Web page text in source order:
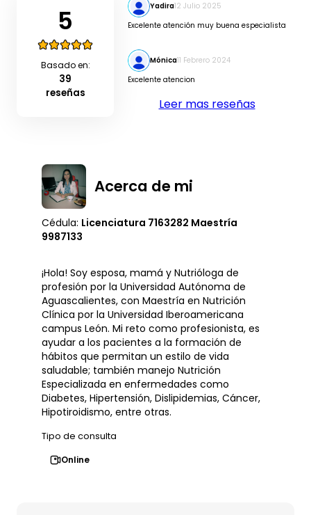
5
Basado en:
39
reseñas
Yadira12 Julio 2025
Excelente atención muy buena especialista
Mónica11 Febrero 2024
Excelente atencion
Leer mas reseñas
Acerca de mi
Cédula: Licenciatura 7163282 Maestría
9987133
¡Hola! Soy esposa, mamá y Nutrióloga de
profesión por la Universidad Autónoma de
Aguascalientes, con Maestría en Nutrición
Clínica por la Universidad Iberoamericana
campus León. Mi reto como profesionista, es
ayudar a los pacientes a la formación de
hábitos que permitan un estilo de vida
saludable; también manejo Nutrición
Especializada en enfermedades como
Diabetes, Hipertensión, Dislipidemias, Cáncer,
Hipotiroidismo, entre otras.
Tipo de consulta
Online